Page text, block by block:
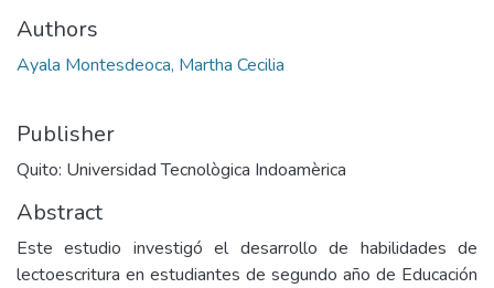
Authors
Ayala Montesdeoca, Martha Cecilia
Publisher
Quito: Universidad Tecnològica Indoamèrica
Abstract
Este estudio investigó el desarrollo de habilidades de
lectoescritura en estudiantes de segundo año de Educación